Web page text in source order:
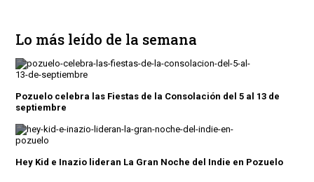
Lo más leído de la semana
Pozuelo celebra las Fiestas de la Consolación del 5 al 13 de
septiembre
Hey Kid e Inazio lideran La Gran Noche del Indie en Pozuelo